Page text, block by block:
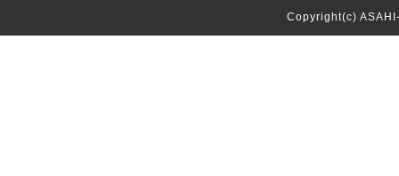
Copyright(c)